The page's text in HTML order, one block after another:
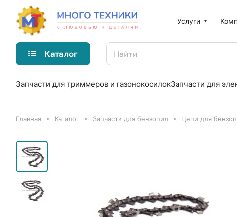
Услуги
Каталог
Запчасти для триммеров и газонокосилокЗапчасти для
Главная Каталог Запчасти для бензопил Цепи для